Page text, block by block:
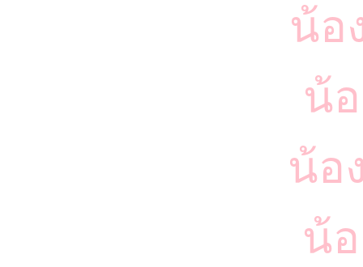
น้อ
น้
น้อ
น้